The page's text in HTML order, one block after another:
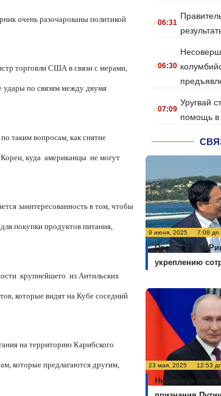
очень разочарованы политикой
торговли США в связи с мерами,
по связям между двумя
таким вопросам, как снятие
куда американцы не могут
заинтересованность в том, чтобы
покупки продуктов питания,
крупнейшего из Антильских
которые видят на Кубе соседний
на территорию Карибского
которые предлагаются другим,
.06:31
.06:30
.07:09
Уругвай
помощь в
9 июня, 2025 7:08 дп
Пресса Коста-
укреплению
23 мая, 2025 12:53 дп
Никарагуа